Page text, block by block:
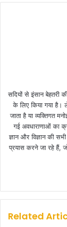
सदियों से इंसान बेहतरी
के लिए किया गया है।
जाता है या व्यक्तिगत
गई अवधाराणाओं का
ज्ञान और विज्ञान की
प्रयास करने जा रहे हैं,
Related